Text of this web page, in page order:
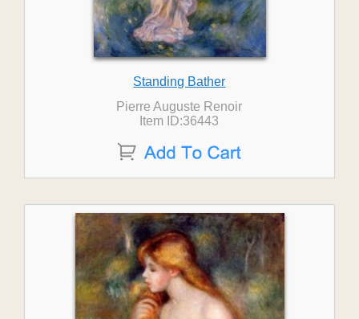
Standing Bather
Pierre Auguste Renoir
Item ID:36443